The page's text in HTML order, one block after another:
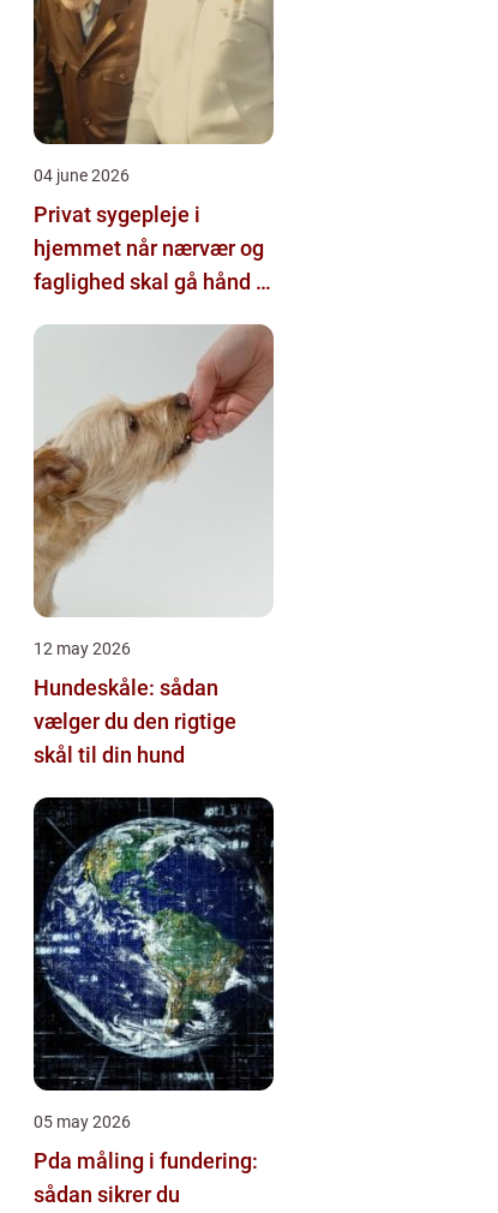
04 june 2026
Privat sygepleje i
hjemmet når nærvær og
faglighed skal gå hånd i
12 may 2026
Hundeskåle: sådan
vælger du den rigtige
skål til din hund
05 may 2026
Pda måling i fundering:
sådan sikrer du